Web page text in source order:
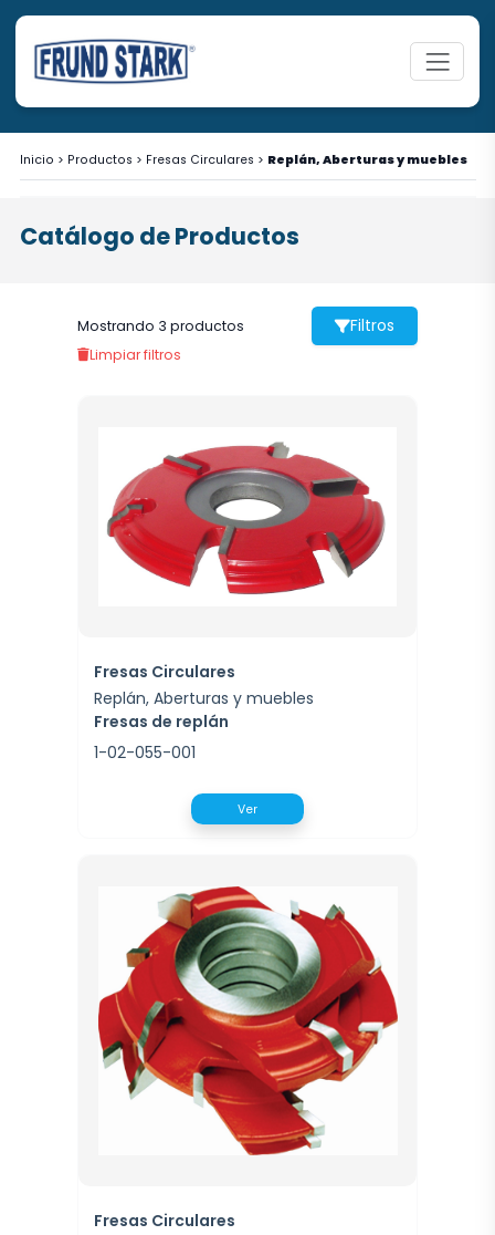
Inicio > Productos > Fresas Circulares > Replán, Aberturas y muebles
Catálogo de Productos
Mostrando 3 productos Filtros
Limpiar filtros
Fresas Circulares
Replán, Aberturas y muebles
Fresas de replán
1-02-055-001
Ver
Fresas Circulares